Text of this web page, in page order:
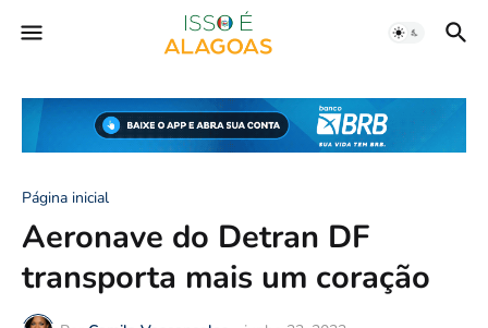
Página inicial
Aeronave do Detran DF
transporta mais um coração